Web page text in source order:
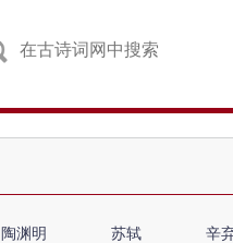
陶渊明 苏轼 辛